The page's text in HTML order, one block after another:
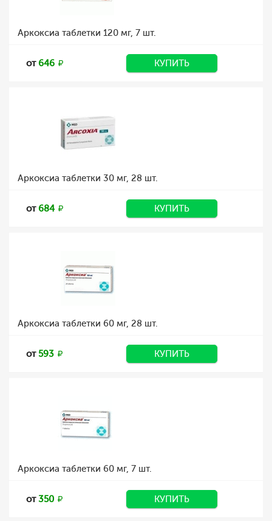
Аркоксиа таблетки 120 мг, 7 шт.
от646 КУПИТЬ
Аркоксиа таблетки 30 мг, 28 шт.
от684 КУПИТЬ
Аркоксиа таблетки 60 мг, 28 шт.
от593 КУПИТЬ
Аркоксиа таблетки 60 мг, 7 шт.
от350 КУПИТЬ